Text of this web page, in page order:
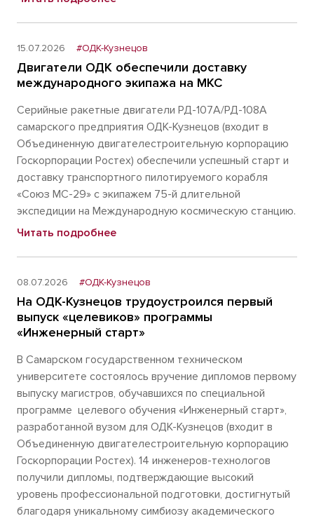
15.07.2026 #ОДК-Кузнецов
Двигатели ОДК обеспечили доставку
международного экипажа на МКС
Серийные ракетные двигатели РД-107А/РД-108А
самарского предприятия ОДК-Кузнецов (входит в
Объединенную двигателестроительную корпорацию
Госкорпорации Ростех) обеспечили успешный старт и
доставку транспортного пилотируемого корабля
«Союз МС-29» с экипажем 75-й длительной
экспедиции на Международную космическую станцию.
Читать подробнее
08.07.2026 #ОДК-Кузнецов
На ОДК-Кузнецов трудоустроился первый
выпуск «целевиков» программы
«Инженерный старт»
В Самарском государственном техническом
университете состоялось вручение дипломов первому
выпуску магистров, обучавшихся по специальной
программе целевого обучения «Инженерный старт»,
разработанной вузом для ОДК-Кузнецов (входит в
Объединенную двигателестроительную корпорацию
Госкорпорации Ростех). 14 инженеров-технологов
получили дипломы, подтверждающие высокий
уровень профессиональной подготовки, достигнутый
благодаря уникальному симбиозу академического